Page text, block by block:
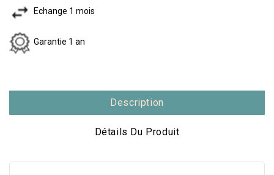
Echange 1 mois
Garantie 1 an
Description
Détails Du Produit